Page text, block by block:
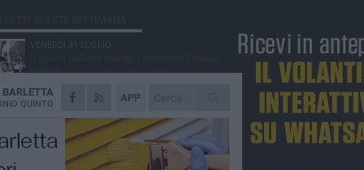
APP
BARLETTA
QUINTO
Baresi
VENERDÌ 31 LUGLIO
Serie C Sky Wifi: fissate date e orari delle
prime otto giornate di campionato.
SABATO 1 AGOSTO
Poker di Da Silva, Barletta batte Soccer
Trani 4-1 in amichevole